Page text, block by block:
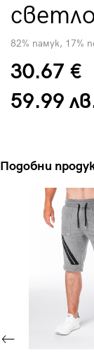
82% памук, 17%
30.67 €
59.99
Подобни